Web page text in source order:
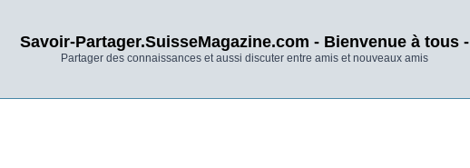
Savoir-Partager.SuisseMagazine.com - Bienvenue à tous -
Partager des connaissances et aussi discuter entre amis et nouveaux amis